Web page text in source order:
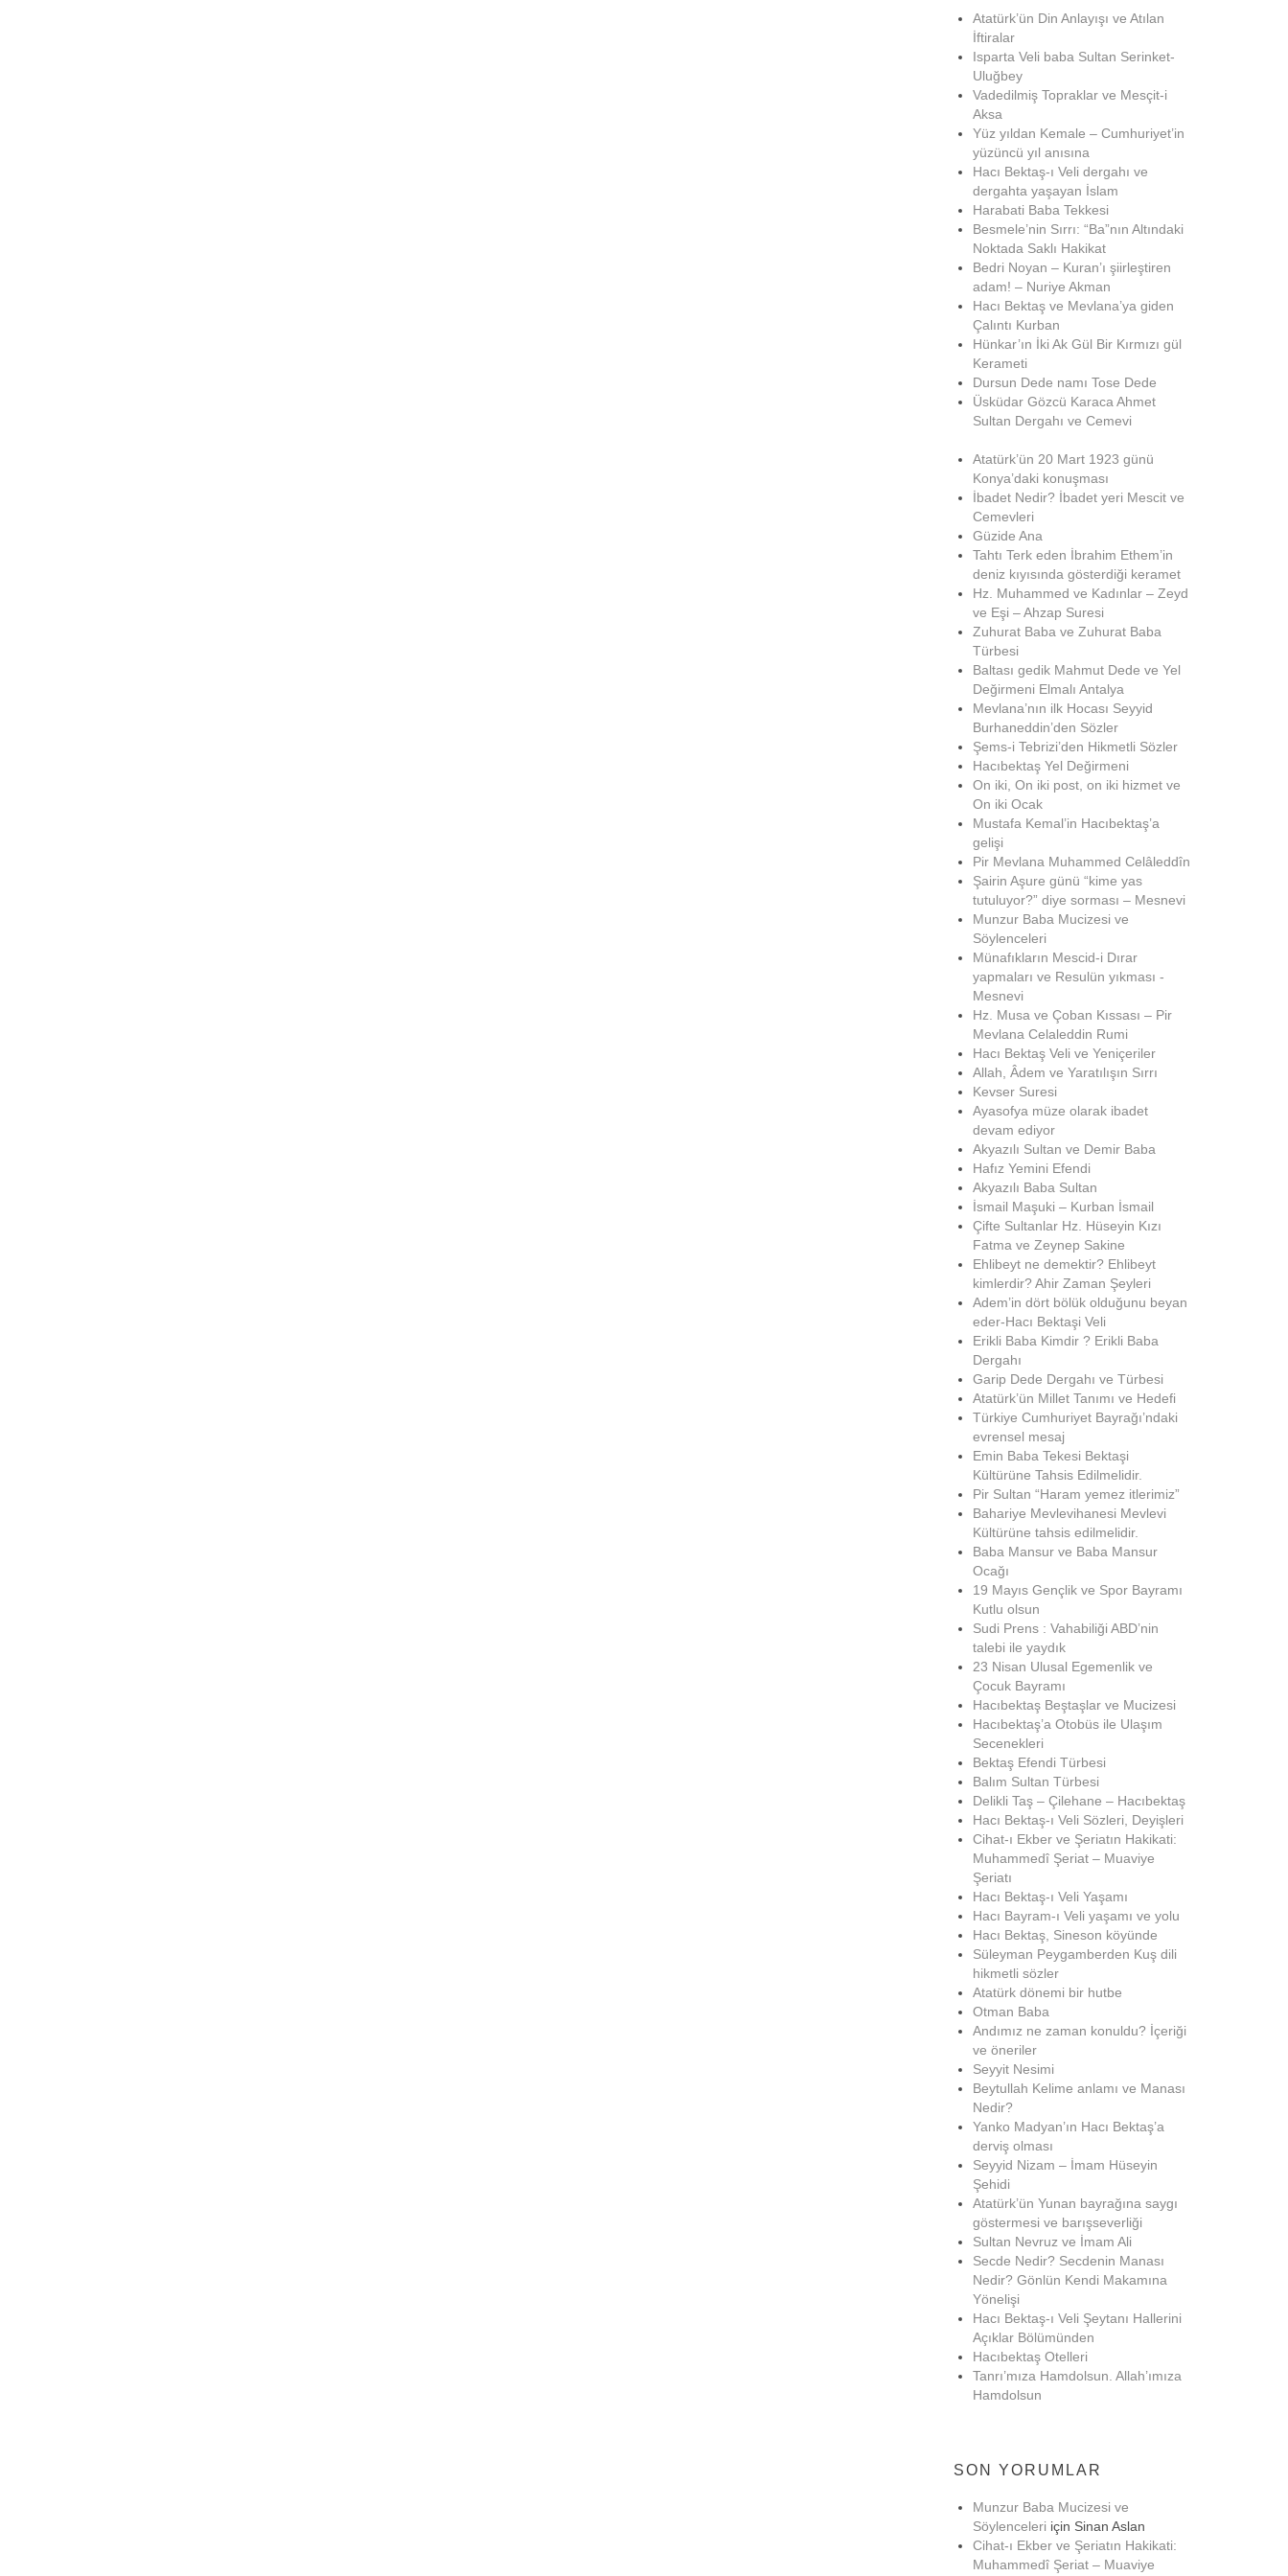
Atatürk’ün Din Anlayışı ve Atılan
İftiralar
Isparta Veli baba Sultan Serinket-
Uluğbey
Vadedilmiş Topraklar ve Mesçit-i
Aksa
Yüz yıldan Kemale – Cumhuriyet’in
yüzüncü yıl anısına
Hacı Bektaş-ı Veli dergahı ve
dergahta yaşayan İslam
Harabati Baba Tekkesi
Besmele’nin Sırrı: “Ba”nın Altındaki
Noktada Saklı Hakikat
Bedri Noyan – Kuran’ı şiirleştiren
adam! – Nuriye Akman
Hacı Bektaş ve Mevlana’ya giden
Çalıntı Kurban
Hünkar’ın İki Ak Gül Bir Kırmızı gül
Kerameti
Dursun Dede namı Tose Dede
Üsküdar Gözcü Karaca Ahmet
Sultan Dergahı ve Cemevi
Atatürk’ün 20 Mart 1923 günü
Konya’daki konuşması
İbadet Nedir? İbadet yeri Mescit ve
Cemevleri
Güzide Ana
Tahtı Terk eden İbrahim Ethem’in
deniz kıyısında gösterdiği keramet
Hz. Muhammed ve Kadınlar – Zeyd
ve Eşi – Ahzap Suresi
Zuhurat Baba ve Zuhurat Baba
Türbesi
Baltası gedik Mahmut Dede ve Yel
Değirmeni Elmalı Antalya
Mevlana’nın ilk Hocası Seyyid
Burhaneddin’den Sözler
Şems-i Tebrizi’den Hikmetli Sözler
Hacıbektaş Yel Değirmeni
On iki, On iki post, on iki hizmet ve
On iki Ocak
Mustafa Kemal’in Hacıbektaş’a
gelişi
Pir Mevlana Muhammed Celâleddîn
Şairin Aşure günü “kime yas
tutuluyor?” diye sorması – Mesnevi
Munzur Baba Mucizesi ve
Söylenceleri
Münafıkların Mescid-i Dırar
yapmaları ve Resulün yıkması -
Mesnevi
Hz. Musa ve Çoban Kıssası – Pir
Mevlana Celaleddin Rumi
Hacı Bektaş Veli ve Yeniçeriler
Allah, Âdem ve Yaratılışın Sırrı
Kevser Suresi
Ayasofya müze olarak ibadet
devam ediyor
Akyazılı Sultan ve Demir Baba
Hafız Yemini Efendi
Akyazılı Baba Sultan
İsmail Maşuki – Kurban İsmail
Çifte Sultanlar Hz. Hüseyin Kızı
Fatma ve Zeynep Sakine
Ehlibeyt ne demektir? Ehlibeyt
kimlerdir? Ahir Zaman Şeyleri
Adem’in dört bölük olduğunu beyan
eder-Hacı Bektaşi Veli
Erikli Baba Kimdir ? Erikli Baba
Dergahı
Garip Dede Dergahı ve Türbesi
Atatürk’ün Millet Tanımı ve Hedefi
Türkiye Cumhuriyet Bayrağı’ndaki
evrensel mesaj
Emin Baba Tekesi Bektaşi
Kültürüne Tahsis Edilmelidir.
Pir Sultan “Haram yemez itlerimiz”
Bahariye Mevlevihanesi Mevlevi
Kültürüne tahsis edilmelidir.
Baba Mansur ve Baba Mansur
Ocağı
19 Mayıs Gençlik ve Spor Bayramı
Kutlu olsun
Sudi Prens : Vahabiliği ABD’nin
talebi ile yaydık
23 Nisan Ulusal Egemenlik ve
Çocuk Bayramı
Hacıbektaş Beştaşlar ve Mucizesi
Hacıbektaş’a Otobüs ile Ulaşım
Secenekleri
Bektaş Efendi Türbesi
Balım Sultan Türbesi
Delikli Taş – Çilehane – Hacıbektaş
Hacı Bektaş-ı Veli Sözleri, Deyişleri
Cihat-ı Ekber ve Şeriatın Hakikati:
Muhammedî Şeriat – Muaviye
Şeriatı
Hacı Bektaş-ı Veli Yaşamı
Hacı Bayram-ı Veli yaşamı ve yolu
Hacı Bektaş, Sineson köyünde
Süleyman Peygamberden Kuş dili
hikmetli sözler
Atatürk dönemi bir hutbe
Otman Baba
Andımız ne zaman konuldu? İçeriği
ve öneriler
Seyyit Nesimi
Beytullah Kelime anlamı ve Manası
Nedir?
Yanko Madyan’ın Hacı Bektaş’a
derviş olması
Seyyid Nizam – İmam Hüseyin
Şehidi
Atatürk’ün Yunan bayrağına saygı
göstermesi ve barışseverliği
Sultan Nevruz ve İmam Ali
Secde Nedir? Secdenin Manası
Nedir? Gönlün Kendi Makamına
Yönelişi
Hacı Bektaş-ı Veli Şeytanı Hallerini
Açıklar Bölümünden
Hacıbektaş Otelleri
Tanrı’mıza Hamdolsun. Allah’ımıza
Hamdolsun
SON YORUMLAR
Munzur Baba Mucizesi ve
Söylenceleri için Sinan Aslan
Cihat-ı Ekber ve Şeriatın Hakikati:
Muhammedî Şeriat – Muaviye